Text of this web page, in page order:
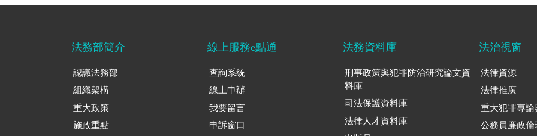
法務部簡介
認識法務部
組織架構
重大政策
施政重點
線上服務e點通
查詢系統
線上申辦
我要留言
申訴窗口
法務資料庫
刑事政策與犯罪防治研究論文資
料庫
司法保護資料庫
法律人才資料庫
法治視窗
法律資源
法律推廣
重大犯罪專論
公務員廉政倫